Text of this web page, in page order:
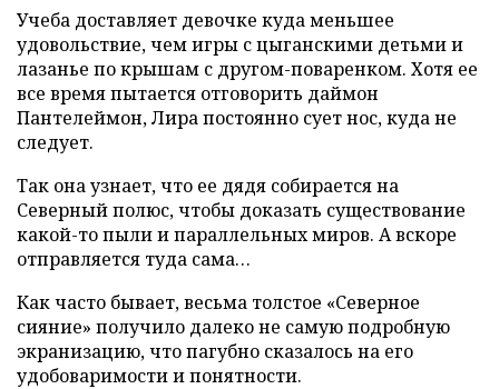
Учеба доставляет девочке куда меньшее
удовольствие, чем игры с цыганскими детьми и
лазанье по крышам с другом-поваренком. Хотя ее
все время пытается отговорить даймон
Пантелеймон, Лира постоянно сует нос, куда не
следует.
Так она узнает, что ее дядя собирается на
Северный полюс, чтобы доказать существование
какой-то пыли и параллельных миров. А вскоре
отправляется туда сама…
Как часто бывает, весьма толстое «Северное
сияние» получило далеко не самую подробную
экранизацию, что пагубно сказалось на его
удобоваримости и понятности.